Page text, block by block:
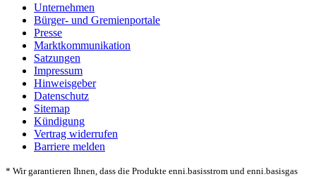
Unternehmen
Bürger- und Gremienportale
Presse
Marktkommunikation
Satzungen
Impressum
Hinweisgeber
Datenschutz
Sitemap
Kündigung
Vertrag widerrufen
Barriere melden
* Wir garantieren Ihnen, dass die Produkte enni.basisstrom und enni.basisgas